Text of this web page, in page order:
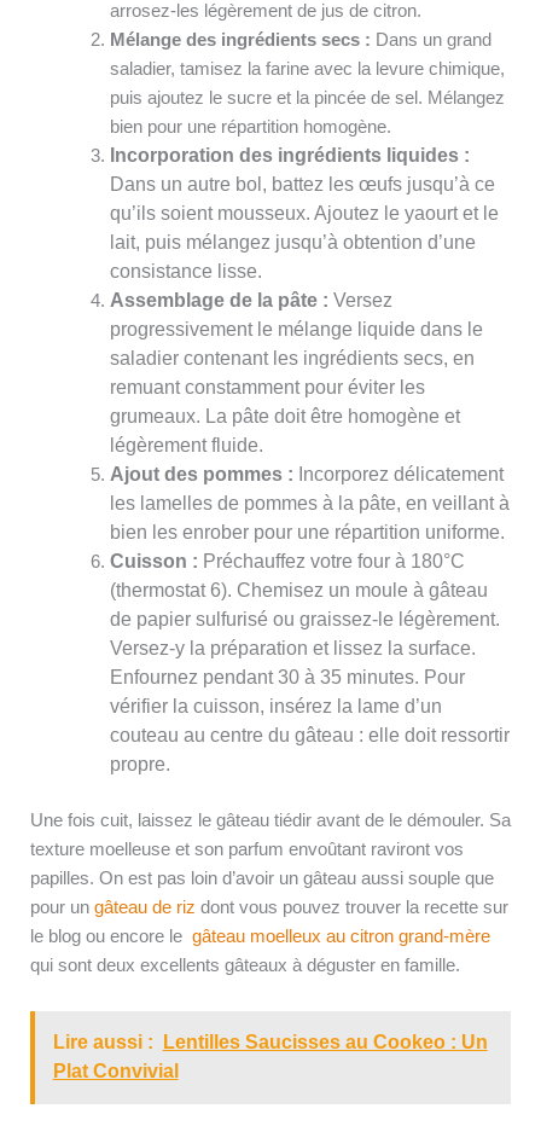
arrosez-les légèrement de jus de citron.
Mélange des ingrédients secs : Dans un grand
saladier, tamisez la farine avec la levure chimique,
puis ajoutez le sucre et la pincée de sel. Mélangez
bien pour une répartition homogène.
Incorporation des ingrédients liquides :
Dans un autre bol, battez les œufs jusqu’à ce
qu’ils soient mousseux. Ajoutez le yaourt et le
lait, puis mélangez jusqu’à obtention d’une
consistance lisse.
Assemblage de la pâte : Versez
progressivement le mélange liquide dans le
saladier contenant les ingrédients secs, en
remuant constamment pour éviter les
grumeaux. La pâte doit être homogène et
légèrement fluide.
Ajout des pommes : Incorporez délicatement
les lamelles de pommes à la pâte, en veillant à
bien les enrober pour une répartition uniforme.
Cuisson : Préchauffez votre four à 180°C
(thermostat 6). Chemisez un moule à gâteau
de papier sulfurisé ou graissez-le légèrement.
Versez-y la préparation et lissez la surface.
Enfournez pendant 30 à 35 minutes. Pour
vérifier la cuisson, insérez la lame d’un
couteau au centre du gâteau : elle doit ressortir
propre.
Une fois cuit, laissez le gâteau tiédir avant de le démouler. Sa
texture moelleuse et son parfum envoûtant raviront vos
papilles. On est pas loin d’avoir un gâteau aussi souple que
pour un gâteau de riz dont vous pouvez trouver la recette sur
le blog ou encore le gâteau moelleux au citron grand-mère
qui sont deux excellents gâteaux à déguster en famille.
Lire aussi :
Lentilles Saucisses au Cookeo : Un
Plat Convivial